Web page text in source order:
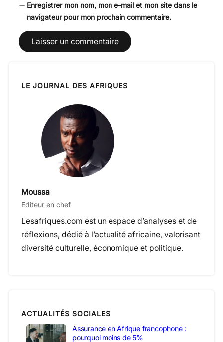
Enregistrer mon nom, mon e-mail et mon site dans le
navigateur pour mon prochain commentaire.
LE JOURNAL DES AFRIQUES
Moussa
Editeur en chef
Lesafriques.com est un espace d’analyses et de
réflexions, dédié à l’actualité africaine, valorisant
diversité culturelle, économique et politique.
ACTUALITÉS SOCIALES
Assurance en Afrique francophone :
pourquoi moins de 5%